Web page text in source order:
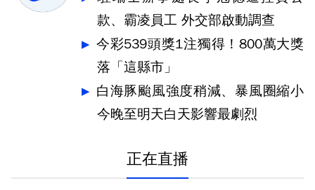
款、霸凌員工 外交部啟動調查
今彩539頭獎1注獨得！800萬大獎
落「這縣市」
白海豚颱風強度稍減、暴風圈縮小
今晚至明天白天影響最劇烈
正在直播